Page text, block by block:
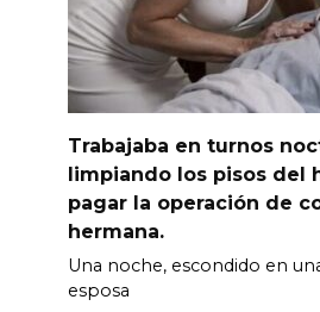
Trabajaba en turnos
limpiando los pisos del
pagar la operación de
hermana.
Una noche, escondido en
esposa